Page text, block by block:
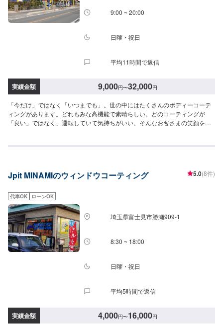
9:00 ~ 20:00
日曜・祝日
平均11時間で返信
実績金額 9,000円〜32,000円
「今だけ」ではなく「いつまでも」。世の中にはたくさんのボディーコーテ
ィングがあります。どれもみな高機能で素晴らしい。どのコーティングが
「良い」ではなく、運転していて気持ちがいい。そんなお客さまの笑顔をい
のお客様は車種情報と、持ち込み・ご購入希望の旨をオファー備考欄にご記
Jpit MINAMIのウィンドウコーティング 5.0(8件)
代車OK ローンOK
埼玉県富士見市勝瀬909‐1
8:30 ~ 18:00
日曜・祝日
平均5時間で返信
実績金額 4,000円〜16,000円